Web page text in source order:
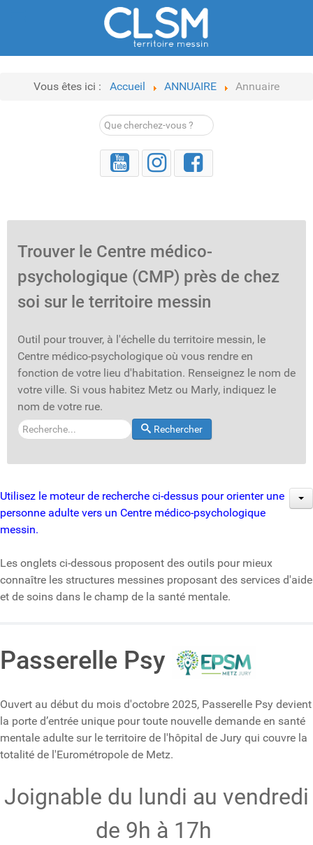
Vous êtes ici : Accueil ANNUAIRE Annuaire
Rechercher
Trouver le Centre médico-
psychologique (CMP) près de chez
soi sur le territoire messin
Outil pour trouver, à l'échelle du territoire messin, le
Centre médico-psychologique où vous rendre en
fonction de votre lieu d'habitation. Renseignez le nom de
votre ville. Si vous habitez Metz ou Marly, indiquez le
nom de votre rue.
Rechercher
Utilisez le moteur de recherche ci-dessus pour orienter une
personne adulte vers un Centre médico-psychologique
messin.
Les onglets ci-dessous proposent des outils pour mieux
connaître les structures messines proposant des services d'aide
et de soins dans le champ de la santé mentale.
Passerelle Psy
Ouvert au début du mois d'octobre 2025, Passerelle Psy devient
la porte d’entrée unique pour toute nouvelle demande en santé
mentale adulte sur le territoire de l'hôpital de Jury qui couvre la
totalité de l'Eurométropole de Metz.
Joignable du lundi au vendredi
de 9h à 17h